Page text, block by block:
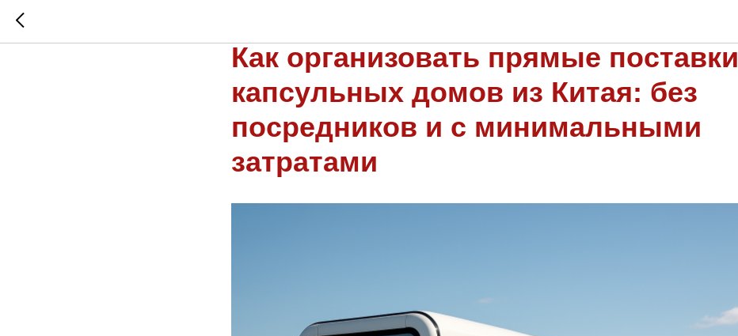
Как организовать прямые поставки
капсульных домов из Китая: без
посредников и с минимальными
затратами